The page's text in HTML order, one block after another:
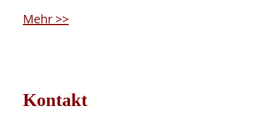
Mehr >>
Kontakt